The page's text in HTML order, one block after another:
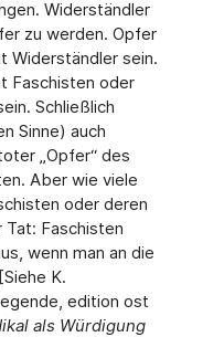
Widerständler
zu werden. Opfer
Widerständler sein.
Faschisten oder
Schließlich
Sinne) auch
„Opfer“ des
Aber wie viele
oder deren
Faschisten
wenn man an die
K.
edition ost
als Würdigung